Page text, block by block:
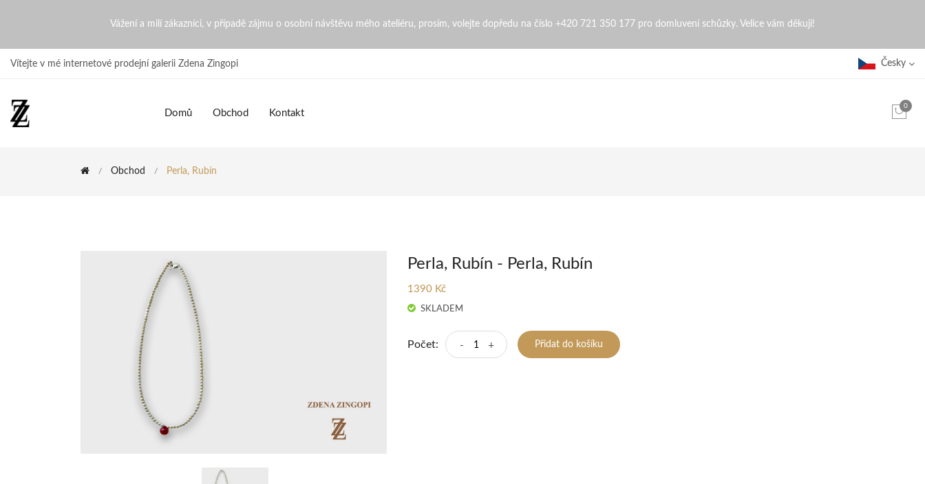
Perla, Rubín | ZdenaZingopi
Vážení a milí zákazníci, v případě zájmu o osobní návštěvu mého ateliéru, prosím, volejte dopředu na číslo +420 721 350 177 pro domluvení schůzky. Velice vám děkuji!
Vítejte v mé internetové prodejní galerii Zdena Zingopi Česky
Domů Obchod Kontakt
0
Obchod Perla, Rubín
Perla, Rubín - Perla, Rubín
1390 Kč
SKLADEM
Počet: - + Přidat do košíku